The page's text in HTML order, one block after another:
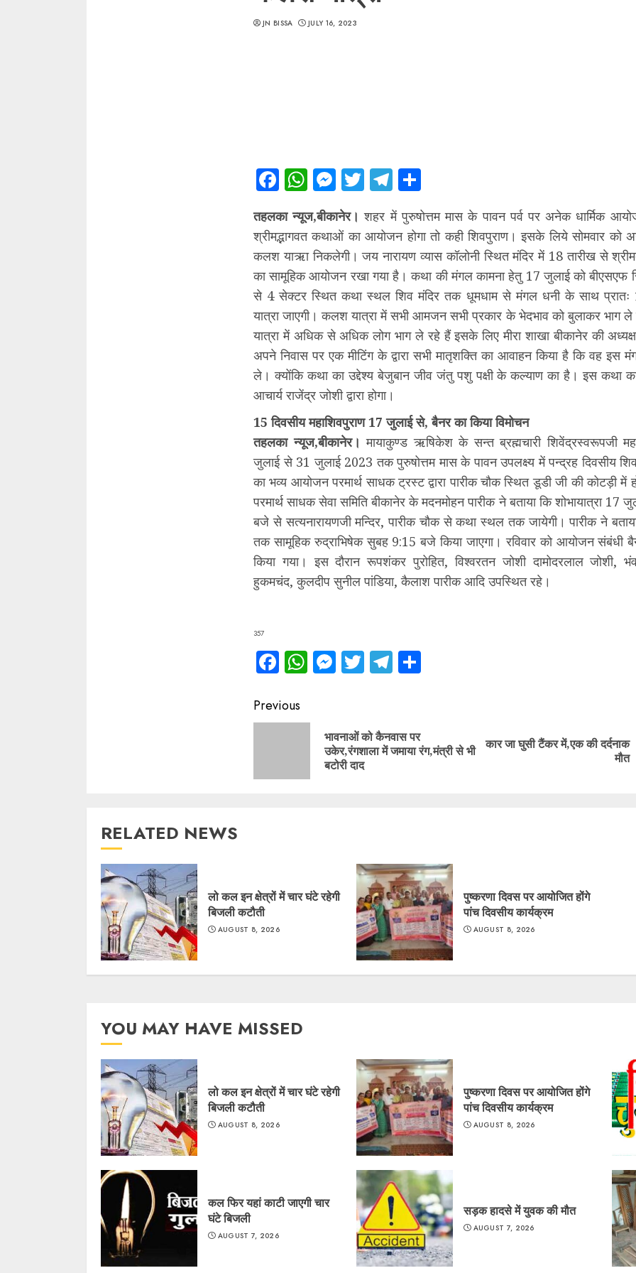
JN BISSA JULY 16, 2023
Facebook
WhatsApp
Messenger
TwitterTelegram
तहलका न्यूज,बीकानेर। शहर में पुरुषोत्तम मास के पावन पर्व पर अनेक धार्मिक
श्रीमद्भागवत कथाओं का आयोजन होगा तो कही शिवपुराण। इसके लिये सोमवार को
कलश याऋा निकलेगी। जय नारायण व्यास कॉलोनी स्थित मंदिर में 18 तारीख से
का सामूहिक आयोजन रखा गया है। कथा की मंगल कामना हेतु 17 जुलाई को बीएसएफ
से 4 सेक्टर स्थित कथा स्थल शिव मंदिर तक धूमधाम से मंगल धनी के साथ
यात्रा जाएगी। कलश यात्रा में सभी आमजन सभी प्रकार के भेदभाव को बुलाकर
यात्रा में अधिक से अधिक लोग भाग ले रहे हैं इसके लिए मीरा शाखा बीकानेर की
अपने निवास पर एक मीटिंग के द्वारा सभी मातृशक्ति का आवाहन किया है कि वह इस
ले। क्योंकि कथा का उद्देश्य बेजुबान जीव जंतु पशु पक्षी के कल्याण का है। इस कथा
आचार्य राजेंद्र जोशी द्वारा होगा।
15 दिवसीय महाशिवपुराण 17 जुलाई से, बैनर का किया विमोचन
तहलका न्यूज,बीकानेर। मायाकुण्ड ऋषिकेश के सन्त ब्रह्मचारी शिवेंद्रस्वरूपजी
जुलाई से 31 जुलाई 2023 तक पुरुषोत्तम मास के पावन उपलक्ष्य में पन्द्रह दिवसीय
का भव्य आयोजन परमार्थ साधक ट्रस्ट द्वारा पारीक चौक स्थित डूडी जी की कोटड़ी में
परमार्थ साधक सेवा समिति बीकानेर के मदनमोहन पारीक ने बताया कि शोभायात्रा 17
बजे से सत्यनारायणजी मन्दिर, पारीक चौक से कथा स्थल तक जायेगी। पारीक ने
तक सामूहिक रुद्राभिषेक सुबह 9:15 बजे किया जाएगा। रविवार को आयोजन संबंधी
किया गया। इस दौरान रूपशंकर पुरोहित, विश्वरतन जोशी दामोदरलाल जोशी,
हुकमचंद, कुलदीप सुनील पांडिया, कैलाश पारीक आदि उपस्थित रहे।
357
Facebook
WhatsApp
Messenger
TwitterTelegram
Continue
Reading
Previous
Previous
भावनाओं को कैनवास पर
उकेर,रंगशाला में जमाया रंग,मंत्री से भी
बटोरी दाद
Next
कार जा घुसी टैंकर में,एक की दर्दनाक
मौत
RELATED NEWS
लो कल इन क्षेत्रों में चार घंटे रहेगी
बिजली कटौती
AUGUST 8, 2026
पुष्करणा दिवस पर आयोजित होंगे
पांच दिवसीय कार्यक्रम
AUGUST 8, 2026
YOU MAY HAVE MISSED
लो कल इन क्षेत्रों में चार घंटे रहेगी
बिजली कटौती
AUGUST 8, 2026
पुष्करणा दिवस पर आयोजित होंगे
पांच दिवसीय कार्यक्रम
AUGUST 8, 2026
कल फिर यहां काटी जाएगी चार
घंटे बिजली
AUGUST 7, 2026
सड़क हादसे में युवक की मौत
AUGUST 7, 2026